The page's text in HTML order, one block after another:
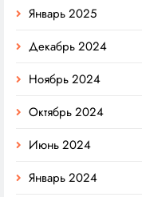
Январь 2025
Декабрь 2024
Ноябрь 2024
Октябрь 2024
Июнь 2024
Январь 2024